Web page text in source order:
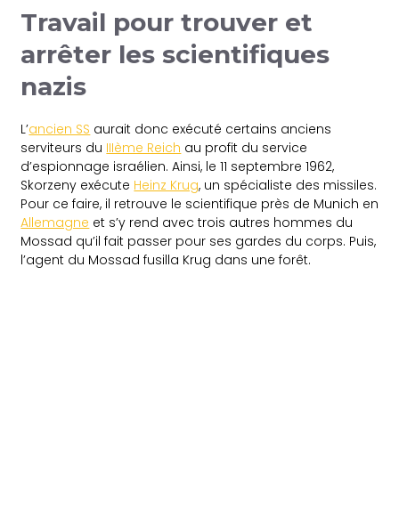
Travail pour trouver et
arrêter les scientifiques
nazis
L’ancien SS aurait donc exécuté certains anciens
serviteurs du IIIème Reich au profit du service
d’espionnage israélien. Ainsi, le 11 septembre 1962,
Skorzeny exécute Heinz Krug, un spécialiste des missiles.
Pour ce faire, il retrouve le scientifique près de Munich en
Allemagne et s’y rend avec trois autres hommes du
Mossad qu’il fait passer pour ses gardes du corps. Puis,
l’agent du Mossad fusilla Krug dans une forêt.